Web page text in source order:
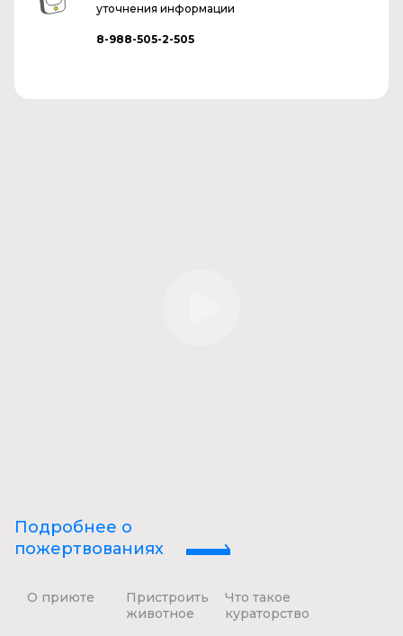
уточнения информации
8-988-505-2-505
Подробнее о
пожертвованиях
О приюте
Пристроить
животное
Что такое
кураторство